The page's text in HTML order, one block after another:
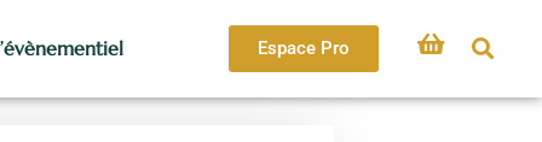
Espace Pro